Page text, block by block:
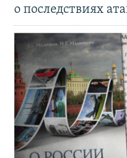
о последствиях